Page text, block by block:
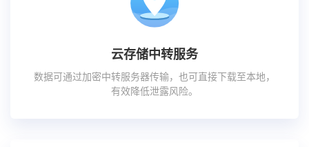
云存储中转服务
数据可通过加密中转服务器传输，也可直接下载至本地，
有效降低泄露风险。